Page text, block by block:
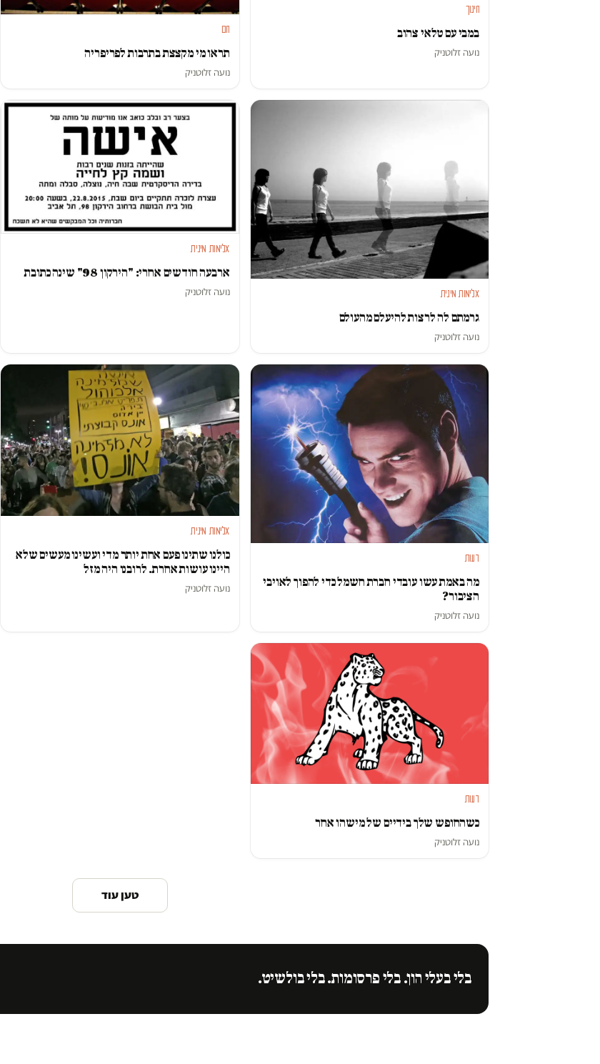
חינוך
במבי עם טלאי צהוב
נועה זלוטניק
חם
תראו מי מקצצת בתרבות לפריפריה
נועה זלוטניק
אלימות מינית
גרמתם לה לרצות להיעלם מהעולם
נועה זלוטניק
אלימות מינית
ארבעה חודשים אחרי: "הירקון 98" שינה כתובת
נועה זלוטניק
דעות
מה באמת עשו עובדי חברת חשמל כדי להפוך לאויבי
הציבור?
נועה זלוטניק
אלימות מינית
כולנו שתינו פעם אחת יותר מדי ועשינו מעשים שלא
היינו עושות אחרת. לרובנו היה מזל
נועה זלוטניק
דעות
כשהחופש שלך בידיים של מישהו אחר
נועה זלוטניק
טען עוד
בלי בעלי הון. בלי פרסומות. בלי בולשיט.